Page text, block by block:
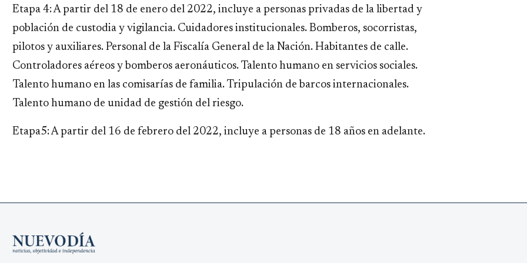
Etapa 4: A partir del 18 de enero del 2022, incluye a personas privadas de la libertad y
población de custodia y vigilancia. Cuidadores institucionales. Bomberos, socorristas,
pilotos y auxiliares. Personal de la Fiscalía General de la Nación. Habitantes de calle.
Controladores aéreos y bomberos aeronáuticos. Talento humano en servicios sociales.
Talento humano en las comisarías de familia. Tripulación de barcos internacionales.
Talento humano de unidad de gestión del riesgo.
Etapa5: A partir del 16 de febrero del 2022, incluye a personas de 18 años en adelante.